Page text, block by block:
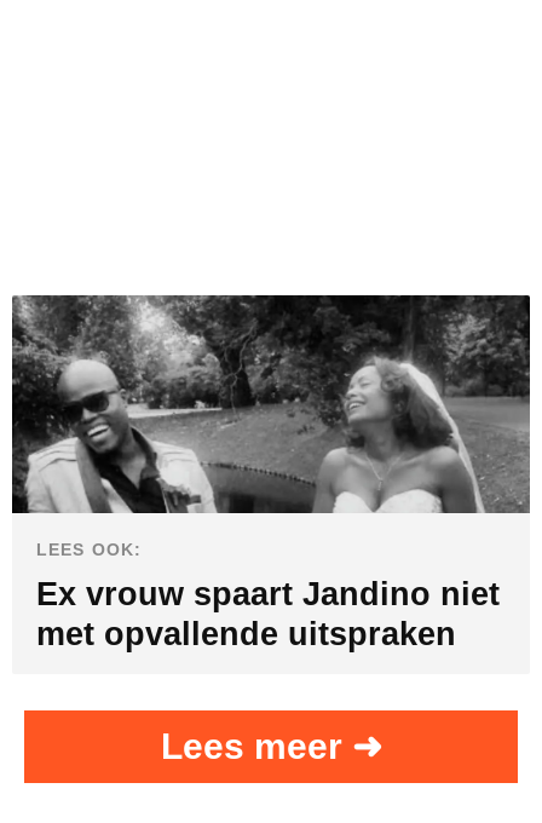
LEES OOK:
Ex vrouw spaart Jandino niet
met opvallende uitspraken
Lees meer ➜